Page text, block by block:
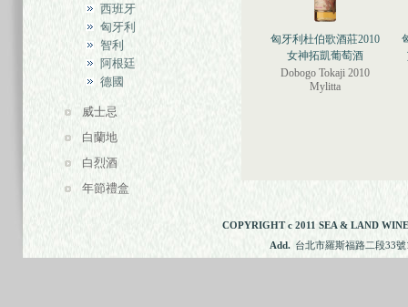
西班牙
匈牙利
智利
阿根廷
德國
威士忌
白蘭地
白烈酒
年節禮盒
匈牙利杜伯歌酒莊2010
女神拓凱葡萄酒
Dobogo Tokaji 2010
Mylitta
COPYRIGHT c 2011 SEA & LAND
Add. 台北市羅斯福路二段33號